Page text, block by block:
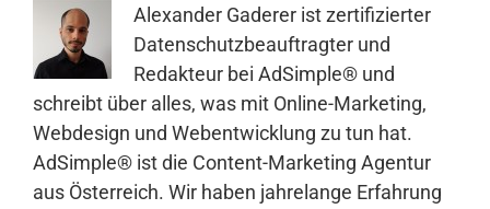
Alexander Gaderer ist zertifizierter
Datenschutzbeauftragter und
Redakteur bei AdSimple® und
schreibt über alles, was mit Online-Marketing,
Webdesign und Webentwicklung zu tun hat.
AdSimple® ist die Content-Marketing Agentur
aus Österreich. Wir haben jahrelange Erfahrung